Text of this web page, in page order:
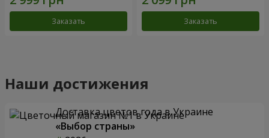
Заказать Заказать
Наши достижения
Доставка цветов года в Украине
«Выбор страны»